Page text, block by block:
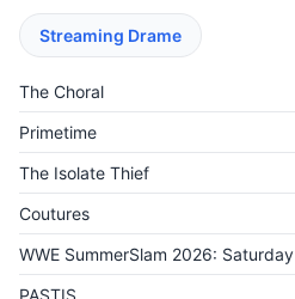
Streaming Drame
The Choral
Primetime
The Isolate Thief
Coutures
WWE SummerSlam 2026: Saturday
PASTIS